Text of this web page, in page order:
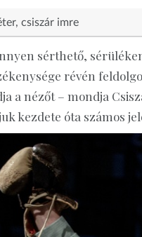
csiszár imre
sérthető,
révén
a nézőt – mondja
kezdete óta számos